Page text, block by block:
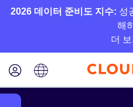
2026 데이터 준비도 지수: 성
해
더 보